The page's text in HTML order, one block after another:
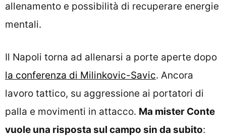
allenamento e possibilità di recuperare energie
mentali.
Il Napoli torna ad allenarsi a porte aperte dopo
la conferenza di Milinkovic-Savic. Ancora
lavoro tattico, su aggressione ai portatori di
palla e movimenti in attacco. Ma mister Conte
vuole una risposta sul campo sin da subito: